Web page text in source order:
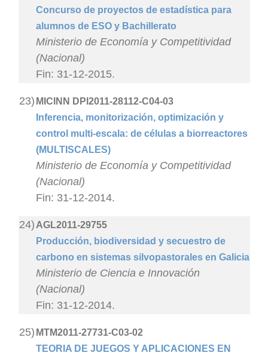
Concurso de proyectos de estadística para
alumnos de ESO y Bachillerato
Ministerio de Economía y Competitividad
(Nacional)
Fin: 31-12-2015.
23) MICINN DPI2011-28112-C04-03
Inferencia, monitorización, optimización y
control multi-escala: de células a biorreactores
(MULTISCALES)
Ministerio de Economía y Competitividad
(Nacional)
Fin: 31-12-2014.
24) AGL2011-29755
Producción, biodiversidad y secuestro de
carbono en sistemas silvopastorales en Galicia
Ministerio de Ciencia e Innovación
(Nacional)
Fin: 31-12-2014.
25) MTM2011-27731-C03-02
TEORIA DE JUEGOS Y APLICACIONES EN